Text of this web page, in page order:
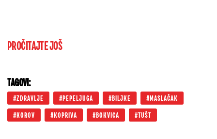
PROČITAJTE JOŠ
TAGOVI:
ZDRAVLJE PEPELJUGA BILJKE MASLAČAK
KOROV KOPRIVA BOKVICA TUŠT